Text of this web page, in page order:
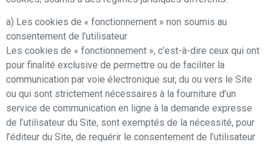
a) Les cookies de « fonctionnement » non soumis au
consentement de l’utilisateur
Les cookies de « fonctionnement », c’est-à-dire ceux qui ont
pour finalité exclusive de permettre ou de faciliter la
communication par voie électronique sur, du ou vers le Site
ou qui sont strictement nécessaires à la fourniture d’un
service de communication en ligne à la demande expresse
de l’utilisateur du Site, sont exemptés de la nécessité, pour
l’éditeur du Site, de requérir le consentement de l’utilisateur